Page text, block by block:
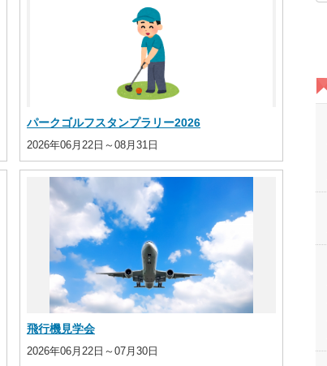
パークゴルフスタンプラリー2026
2026年06月22日～08月31日
飛行機見学会
2026年06月22日～07月30日